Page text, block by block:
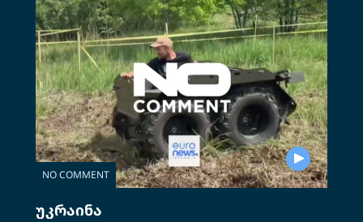
NO COMMENT
უკრაინა